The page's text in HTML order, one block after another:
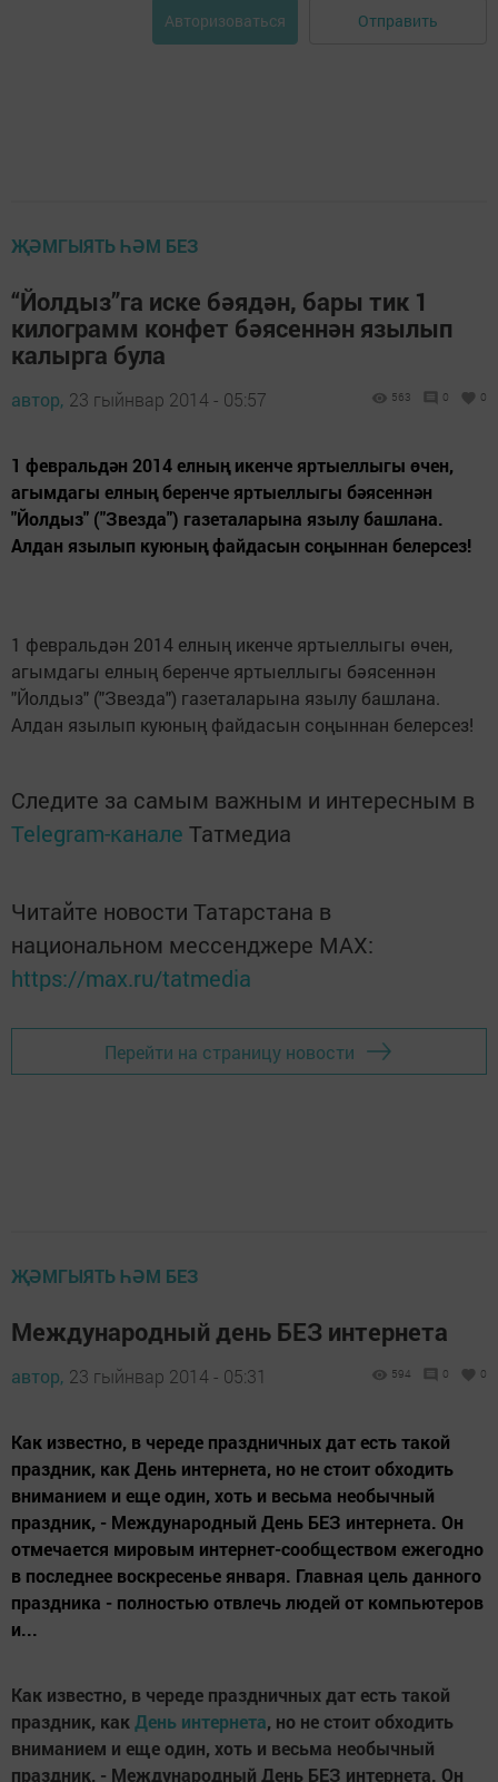
Авторизоваться Отправить
ҖӘМГЫЯТЬ ҺӘМ БЕЗ
“Йолдыз”га иске бәядән, бары тик 1
килограмм конфет бәясеннән язылып
калырга була
автор, 23 гыйнвар 2014 - 05:57 563 0 0
1 февральдән 2014 елның икенче яртыеллыгы өчен,
агымдагы елның беренче яртыеллыгы бәясеннән
"Йолдыз" ("Звезда") газеталарына язылу башлана.
Алдан язылып куюның файдасын соңыннан белерсез!
1 февральдән 2014 елның икенче яртыеллыгы өчен,
агымдагы елның беренче яртыеллыгы бәясеннән
"Йолдыз" ("Звезда") газеталарына язылу башлана.
Алдан язылып куюның файдасын соңыннан белерсез!
Следите за самым важным и интересным в
Telegram-канале Татмедиа
Читайте новости Татарстана в
национальном мессенджере MАХ:
https://max.ru/tatmedia
Перейти на страницу новости
ҖӘМГЫЯТЬ ҺӘМ БЕЗ
Международный день БЕЗ интернета
автор, 23 гыйнвар 2014 - 05:31 594 0 0
Как известно, в череде праздничных дат есть такой
праздник, как День интернета, но не стоит обходить
вниманием и еще один, хоть и весьма необычный
праздник, - Международный День БЕЗ интернета. Он
отмечается мировым интернет-сообществом ежегодно
в последнее воскресенье января. Главная цель данного
праздника - полностью отвлечь людей от компьютеров
и...
Как известно, в череде праздничных дат есть такой
праздник, какДень интернета, но не стоит обходить
вниманием и еще один, хоть и весьма необычный
праздник, - Международный День БЕЗ интернета. Он